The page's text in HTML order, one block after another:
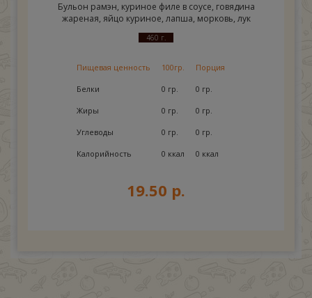
Бульон рамэн, куриное филе в соусе, говядина
жареная, яйцо куриное, лапша, морковь, лук
460 г.
Пищевая ценность 100гр. Порция
Белки 0 гр. 0 гр.
Жиры 0 гр. 0 гр.
Углеводы 0 гр. 0 гр.
Калорийность 0 ккал 0 ккал
19.50 р.